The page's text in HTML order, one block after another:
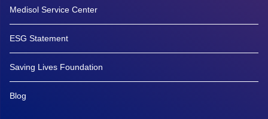
Medisol Service Center
ESG Statement
Saving Lives Foundation
Blog